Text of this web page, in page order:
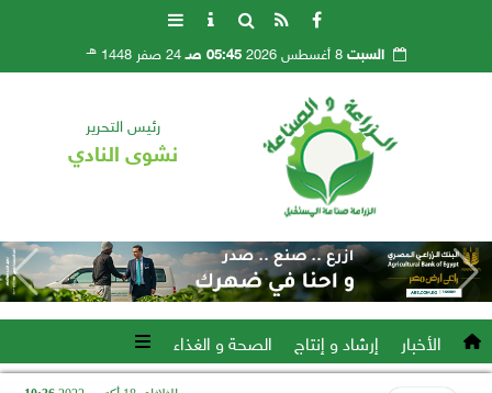
السبت8 أغسطس 2026 05:45 صـ 24 صفر 1448 هـ
رئيس التحرير
نشوى النادي
الأخبار إرشاد و إنتاج الصحة و الغذاء